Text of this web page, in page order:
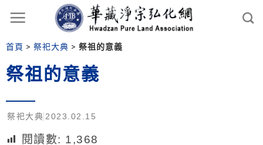
首頁 > 祭祀大典 > 祭祖的意義
祭祖的意義
祭祀大典 2023.02.15
閱讀數: 1,368